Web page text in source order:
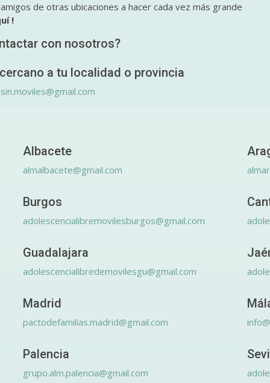
de otras ubicaciones a hacer cada vez más grande
!
con nosotros?
a tu localidad o provincia
Albacete
almalbacete@gmail.com
Burgos
adolescencialibremovilesburgos@gmail.com
Guadalajara
adolescencialibredemovilesgu@gmail.com
Madrid
pactodefamilias.madrid@gmail.com
Palencia
grupo.alm.palencia@gmail.com